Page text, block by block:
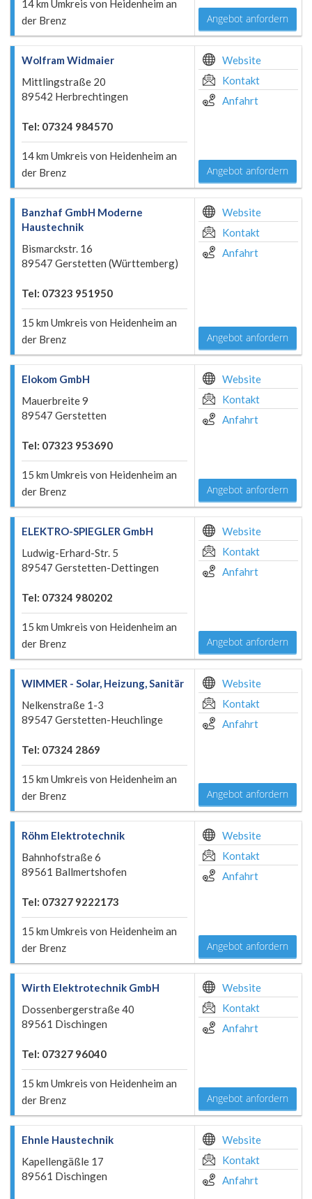
14 km Umkreis von Heidenheim an
der Brenz
Angebot anfordern
Wolfram Widmaier
Mittlingstraße 20
89542 Herbrechtingen
Tel: 07324 984570
14 km Umkreis von Heidenheim an
der Brenz
Website
Kontakt
Anfahrt
Angebot anfordern
Banzhaf GmbH Moderne
Haustechnik
Bismarckstr. 16
89547 Gerstetten (Württemberg)
Tel: 07323 951950
15 km Umkreis von Heidenheim an
der Brenz
Website
Kontakt
Anfahrt
Angebot anfordern
Elokom GmbH
Mauerbreite 9
89547 Gerstetten
Tel: 07323 953690
15 km Umkreis von Heidenheim an
der Brenz
Website
Kontakt
Anfahrt
Angebot anfordern
ELEKTRO-SPIEGLER GmbH
Ludwig-Erhard-Str. 5
89547 Gerstetten-Dettingen
Tel: 07324 980202
15 km Umkreis von Heidenheim an
der Brenz
Website
Kontakt
Anfahrt
Angebot anfordern
WIMMER - Solar, Heizung, Sanitär
Nelkenstraße 1-3
89547 Gerstetten-Heuchlinge
Tel: 07324 2869
15 km Umkreis von Heidenheim an
der Brenz
Website
Kontakt
Anfahrt
Angebot anfordern
Röhm Elektrotechnik
Bahnhofstraße 6
89561 Ballmertshofen
Tel: 07327 9222173
15 km Umkreis von Heidenheim an
der Brenz
Website
Kontakt
Anfahrt
Angebot anfordern
Wirth Elektrotechnik GmbH
Dossenbergerstraße 40
89561 Dischingen
Tel: 07327 96040
15 km Umkreis von Heidenheim an
der Brenz
Website
Kontakt
Anfahrt
Angebot anfordern
Ehnle Haustechnik
Kapellengäßle 17
89561 Dischingen
Website
Kontakt
Anfahrt